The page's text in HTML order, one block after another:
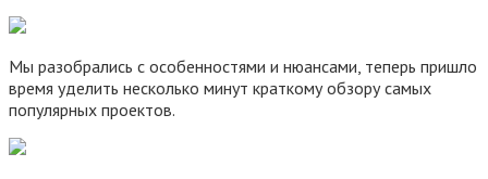
Мы разобрались с особенностями и нюансами, теперь пришло
время уделить несколько минут краткому обзору самых
популярных проектов.